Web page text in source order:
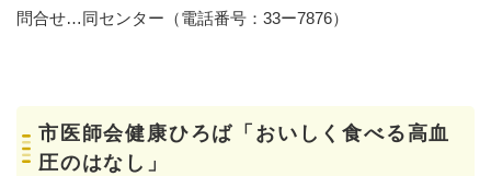
問合せ…同センター（電話番号：33ー7876）
市医師会健康ひろば「おいしく食べる高血
圧のはなし」